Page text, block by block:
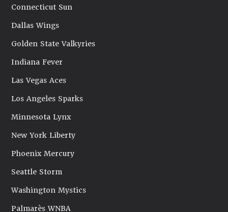
Connecticut Sun
Dallas Wings
Golden State Valkyries
Indiana Fever
Las Vegas Aces
Los Angeles Sparks
Minnesota Lynx
New York Liberty
Phoenix Mercury
Seattle Storm
Washington Mystics
Palmarès WNBA